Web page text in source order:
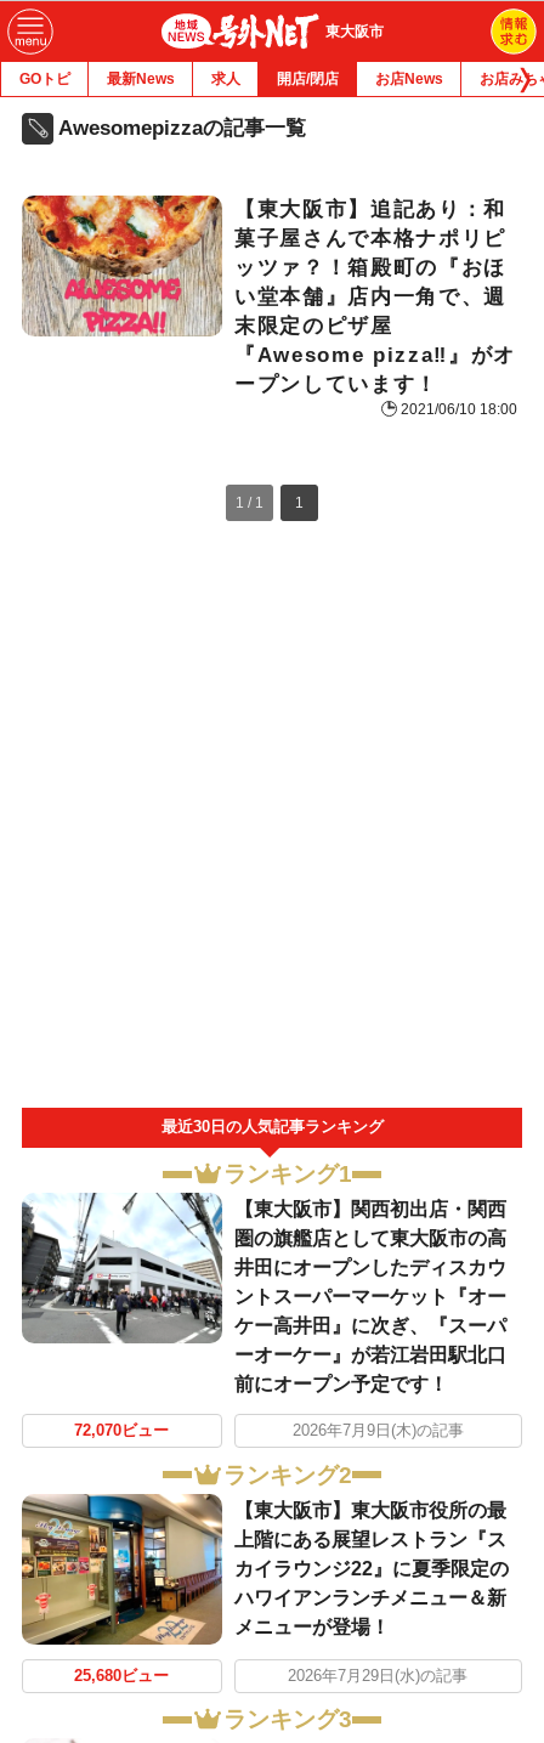
東大阪市
GOトピ 最新News 求人 開店/閉店 お店News お店みち
Awesomepizzaの記事一覧
【東大阪市】追記あり：和
菓子屋さんで本格ナポリピ
ッツァ？！箱殿町の『おほ
い堂本舗』店内一角で、週
末限定のピザ屋
『Awesome pizza‼︎』がオ
ープンしています！
2021/06/10 18:00
1 / 1 1
最近30日の人気記事ランキング
ランキング1
【東大阪市】関西初出店・関西
圏の旗艦店として東大阪市の高
井田にオープンしたディスカウ
ントスーパーマーケット『オー
ケー高井田』に次ぎ、『スーパ
ーオーケー』が若江岩田駅北口
前にオープン予定です！
72,070ビュー 2026年7月9日(木)の記事
ランキング2
【東大阪市】東大阪市役所の最
上階にある展望レストラン『ス
カイラウンジ22』に夏季限定の
ハワイアンランチメニュー＆新
メニューが登場！
25,680ビュー 2026年7月29日(水)の記事
ランキング3